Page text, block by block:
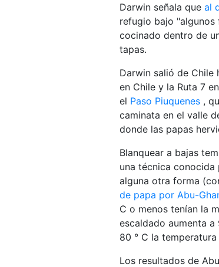
Darwin señala que al
refugio bajo "algunos
cocinado dentro de
tapas.
Darwin salió de Chile
en Chile y la Ruta 7
el Paso Piuquenes ,
caminata en el valle
donde las papas
Blanquear a bajas
una técnica
alguna otra forma
de papa por Abu-
C o menos tenían la
escaldado aumenta
80 ° C la
Los resultados de